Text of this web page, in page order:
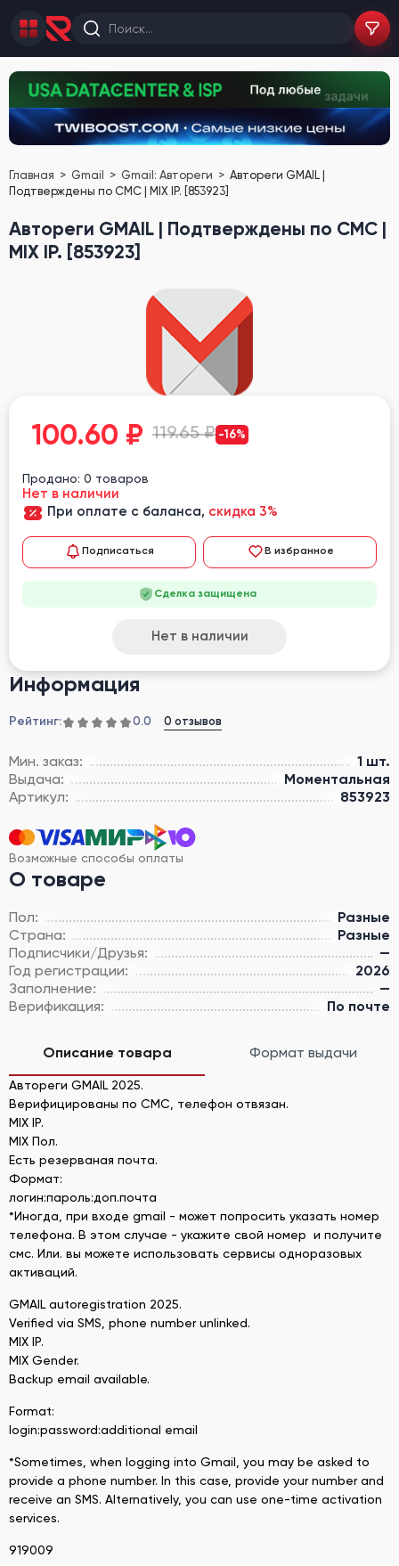
Главная Gmail Gmail: Автореги
Автореги GMAIL |
Подтверждены по СМС | MIX IP. [853923]
Автореги GMAIL | Подтверждены по СМС |
MIX IP. [853923]
Информация
Рейтинг: 0.0 0 отзывов
Мин. заказ:
1 шт.
Выдача:
Моментальная
Артикул:
853923
Возможные способы оплаты
О товаре
Пол:
Разные
Страна:
Разные
Подписчики/Друзья:
—
Год регистрации:
2026
Заполнение:
—
Верификация:
По почте
100.60 ₽ 119.65 ₽ -16%
Продано: 0 товаров
Нет в наличии
При оплате с баланса, скидка 3%
Подписаться В избранное
Сделка защищена
Нет в наличии
Описание товара Формат выдачи
Автореги GMAIL 2025.
Верифицированы по СМС, телефон отвязан.
MIX IP.
MIX Пол.
Есть резерваная почта.
Формат:
логин:пароль:доп.почта
*Иногда, при входе gmail - может попросить указать номер
телефона. В этом случае - укажите свой номер и получите
смс. Или. вы можете использовать сервисы одноразовых
активаций.
GMAIL autoregistration 2025.
Verified via SMS, phone number unlinked.
MIX IP.
MIX Gender.
Backup email available.
Format:
login:password:additional email
*Sometimes, when logging into Gmail, you may be asked to
provide a phone number. In this case, provide your number and
receive an SMS. Alternatively, you can use one-time activation
services.
919009